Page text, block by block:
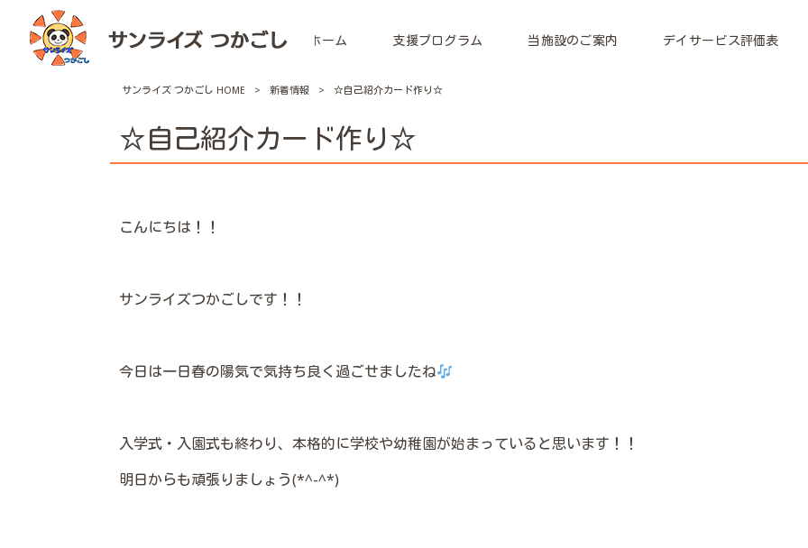
ホーム 支援プログラム 当施設のご案内 デイサービス評価表
サンライズ つかごし HOME > 新着情報 > ☆自己紹介カード作り☆
☆自己紹介カード作り☆
こんにちは！！
サンライズつかごしです！！
今日は一日春の陽気で気持ち良く過ごせましたね
入学式・入園式も終わり、本格的に学校や幼稚園が始まっていると思います！！
明日からも頑張りましょう(*^-^*)